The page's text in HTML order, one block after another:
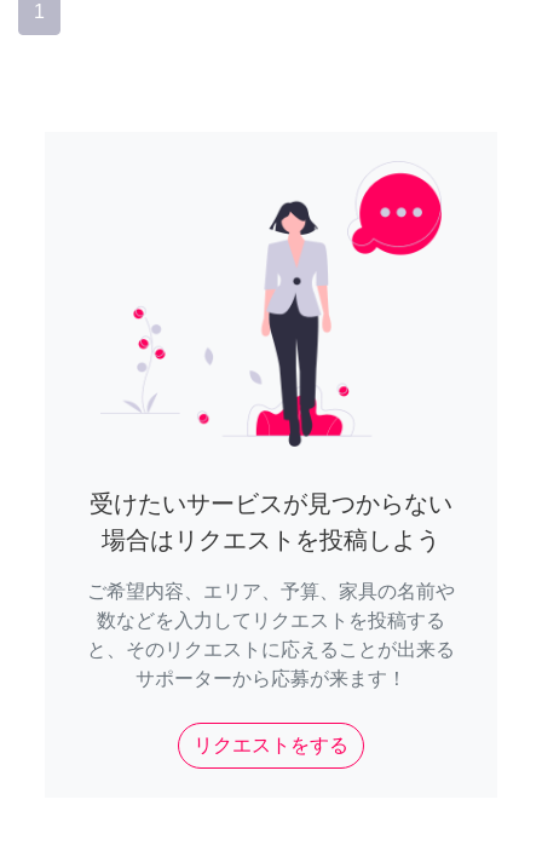
1
受けたいサービスが見つからない
場合はリクエストを投稿しよう
ご希望内容、エリア、予算、家具の名前や
数などを入力してリクエストを投稿する
と、そのリクエストに応えることが出来る
サポーターから応募が来ます！
リクエストをする